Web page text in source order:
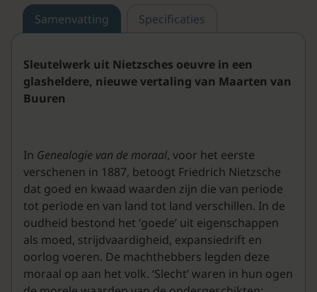
Samenvatting Specificaties
Sleutelwerk uit Nietzsches oeuvre in een
glasheldere, nieuwe vertaling van Maarten van
Buuren
In Genealogie van de moraal, voor het eerste
verschenen in 1887, betoogt Friedrich Nietzsche
dat goed en kwaad waarden zijn die van periode
tot periode en van land tot land verschillen. In de
oudheid bestond het ‘goede’ uit eigenschappen
als moed, strijdvaardigheid, expansiedrift en
oorlog voeren. De machthebbers legden deze
moraal op aan het volk. ‘Slecht’ waren in hun ogen